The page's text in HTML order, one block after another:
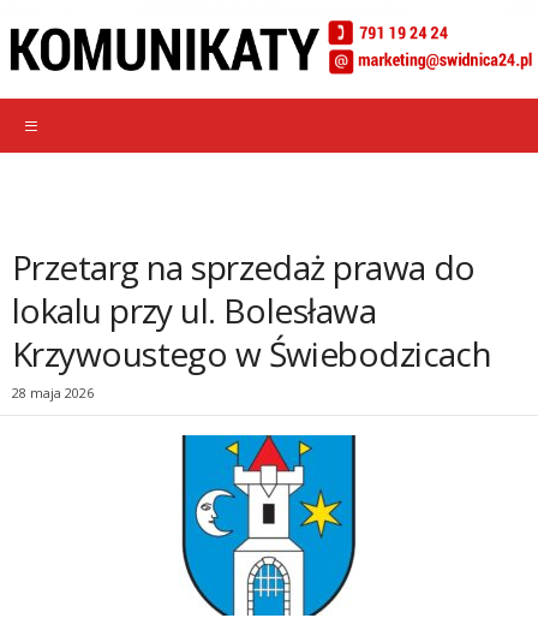
Przetarg na sprzedaż prawa do
lokalu przy ul. Bolesława
Krzywoustego w Świebodzicach
28 maja 2026